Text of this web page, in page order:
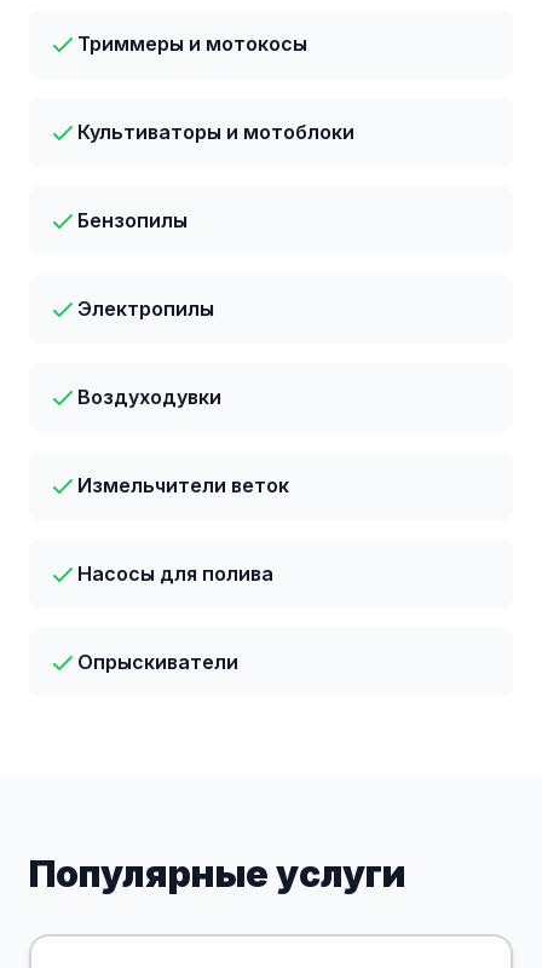
Триммеры и мотокосы
Культиваторы и мотоблоки
Бензопилы
Электропилы
Воздуходувки
Измельчители веток
Насосы для полива
Опрыскиватели
Популярные услуги